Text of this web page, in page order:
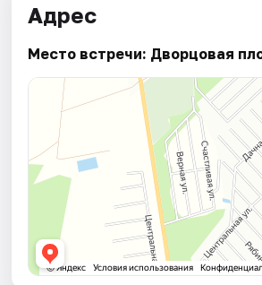
Адрес
Место встречи: Дворцовая